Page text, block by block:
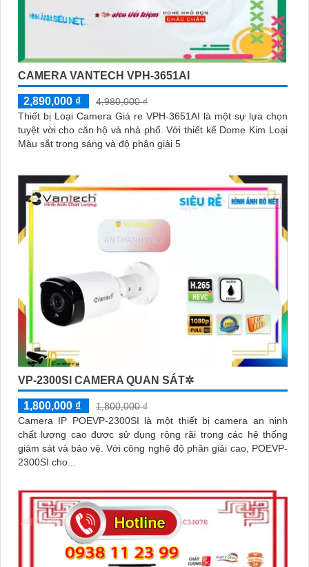
CAMERA VANTECH VPH-3651AI
2,890,000 ₫
4,980,000 ₫
Thiết bị Loại Camera Giá re VPH-3651AI là một sự lựa chọn
tuyệt vời cho căn hộ và nhà phố. Với thiết kế Dome Kim Loại
Màu sắt trong sáng và độ phân giải 5
VP-2300SI CAMERA QUAN SÁT✲
1,800,000 ₫
1,800,000 ₫
Camera IP POEVP-2300SI là một thiết bị camera an ninh
chất lượng cao được sử dụng rộng rãi trong các hệ thống
giám sát và bảo vệ. Với công nghệ độ phân giải cao, POEVP-
2300SI cho...